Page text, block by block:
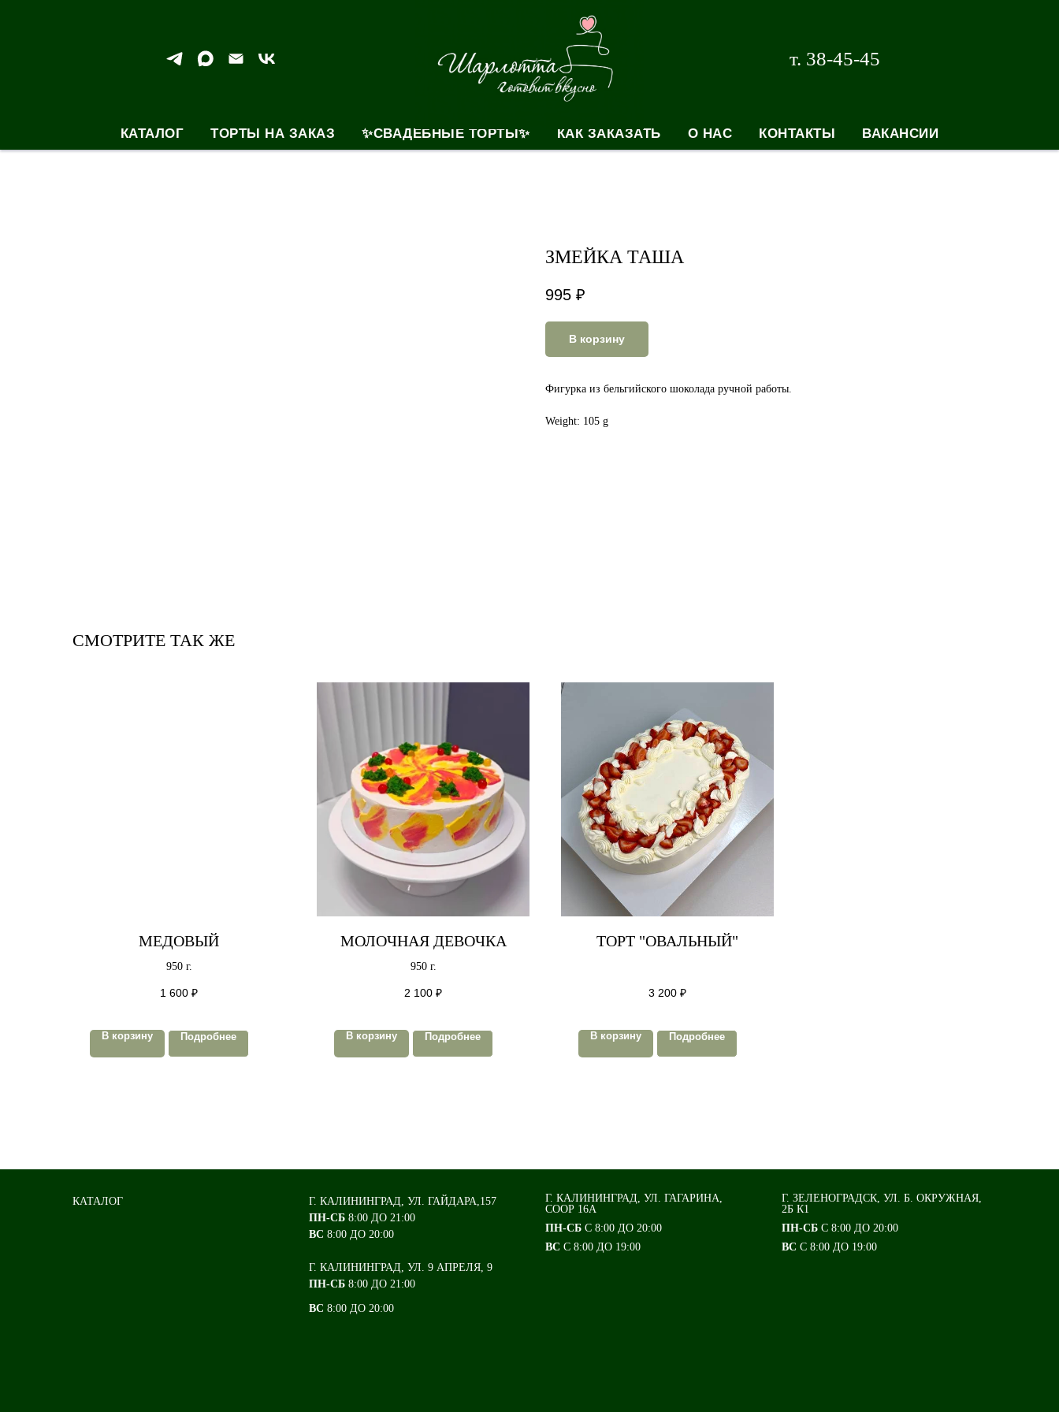
т. 38-45-45
КАТАЛОГ ТОРТЫ НА ЗАКАЗ ✨СВАДЕБНЫЕ ТОРТЫ✨ КАК ЗАКАЗАТЬ О НАС КОНТАКТЫ ВАКАНСИИ
ЗМЕЙКА ТАША
995 ₽
В корзину
Фигурка из бельгийского шоколада ручной работы.
Weight: 105 g
СМОТРИТЕ ТАК ЖЕ
МЕДОВЫЙ
950 г.
1 600 ₽
В корзину Подробнее
МОЛОЧНАЯ ДЕВОЧКА
950 г.
2 100 ₽
В корзину Подробнее
ТОРТ "ОВАЛЬНЫЙ"
3 200 ₽
В корзину Подробнее
КАТАЛОГ
Г. КАЛИНИНГРАД, УЛ. ГАЙДАРА,157
ПН-СБ 8:00 ДО 21:00
ВС 8:00 ДО 20:00
Г. КАЛИНИНГРАД, УЛ. 9 АПРЕЛЯ, 9
ПН-СБ 8:00 ДО 21:00
ВС 8:00 ДО 20:00
Г. КАЛИНИНГРАД, УЛ. ГАГАРИНА,
СООР 16А
ПН-СБ С 8:00 ДО 20:00
ВС С 8:00 ДО 19:00
Г. ЗЕЛЕНОГРАДСК, УЛ. Б. ОКРУЖНАЯ,
2Б К1
ПН-СБ С 8:00 ДО 20:00
ВС С 8:00 ДО 19:00